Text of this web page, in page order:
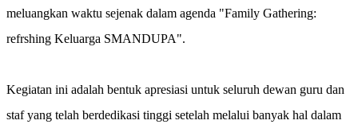
meluangkan waktu sejenak dalam agenda "Family Gathering:
refrshing Keluarga SMANDUPA".
Kegiatan ini adalah bentuk apresiasi untuk seluruh dewan guru dan
staf yang telah berdedikasi tinggi setelah melalui banyak hal dalam